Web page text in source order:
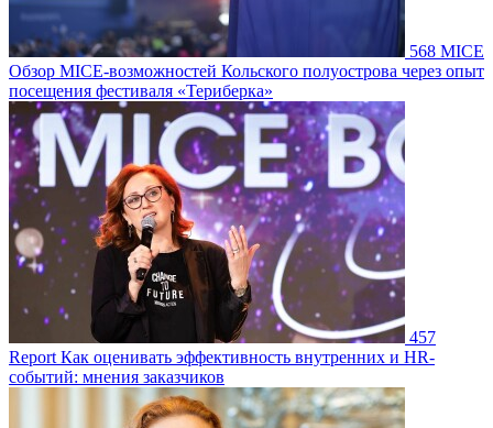
568 MICE
Обзор MICE-возможностей Кольского полуострова через опыт
посещения фестиваля «Териберка»
457
Report Как оценивать эффективность внутренних и HR-
событий: мнения заказчиков